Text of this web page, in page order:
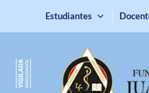
Estudiantes